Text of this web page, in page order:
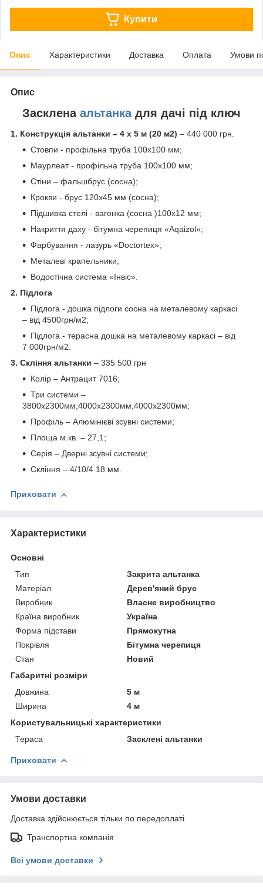
Купити
Опис Характеристики Доставка Оплата Умови
Опис
Засклена альтанкадля дачі під ключ
1. Конструкція альтанки – 4 х 5 м (20 м2) – 440 000 грн.
Стовпи - профільна труба 100х100 мм;
Маурлеат - профільна труба 100х100 мм;
Стіни – фальшбрус (сосна);
Крокви - брус 120х45 мм (сосна);
Підшивка стелі - вагонка (сосна )100х12 мм;
Накриття даху - бітумна черепиця «Aqaizol»;
Фарбування - лазурь «Doctortex»;
Металеві крапельники;
Водостічна система «Інвіс».
2. Підлога
Підлога - дошка підлоги сосна на металевому каркасі
– від 4500грн/м2;
Підлога - терасна дошка на металевому каркасі – від
7 000грн/м2.
3. Скління альтанки – 335 500 грн
Колір – Антрацит 7016;
Три системи –
3800х2300мм,4000х2300мм,4000х2300мм;
Профіль – Алюмінієві зсувні системи;
Площа м.кв. – 27,1;
Серія – Дверні зсувні системи;
Скління – 4/10/4 18 мм.
Приховати
Характеристики
Основні
Тип
Закрита альтанка
Матеріал
Дерев'яний брус
Виробник
Власне виробництво
Країна виробник
Україна
Форма підстави
Прямокутна
Покрівля
Бітумна черепиця
Стан
Новий
Габаритні розміри
Довжина
5 м
Ширина
4 м
Користувальницькі характеристики
Тераса
Засклені альтанки
Приховати
Умови доставки
Доставка здійснюється тільки по передоплаті.
Транспортна компанія
Всі умови доставки